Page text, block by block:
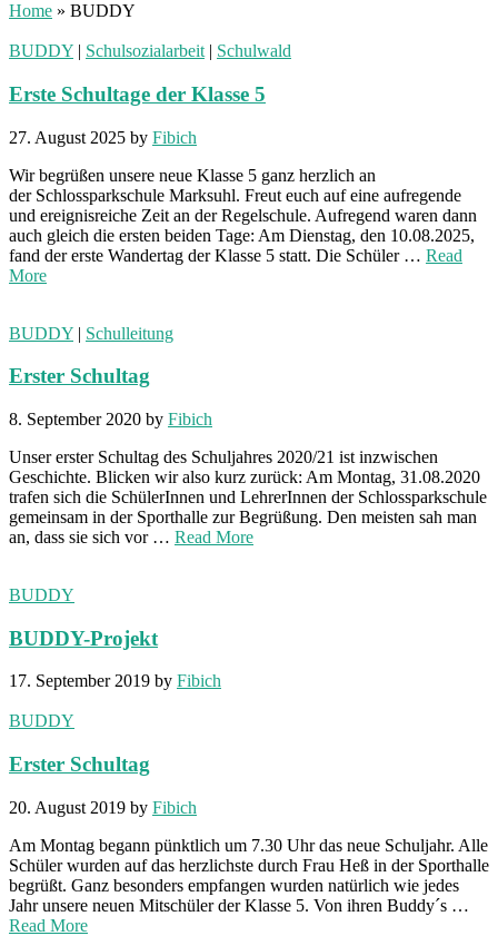
Home » BUDDY
BUDDY | Schulsozialarbeit | Schulwald
Erste Schultage der Klasse 5
27. August 2025 by Fibich
Wir begrüßen unsere neue Klasse 5 ganz herzlich an
der Schlossparkschule Marksuhl. Freut euch auf eine aufregende
und ereignisreiche Zeit an der Regelschule. Aufregend waren dann
auch gleich die ersten beiden Tage: Am Dienstag, den 10.08.2025,
fand der erste Wandertag der Klasse 5 statt. Die Schüler … Read
More
BUDDY | Schulleitung
Erster Schultag
8. September 2020 by Fibich
Unser erster Schultag des Schuljahres 2020/21 ist inzwischen
Geschichte. Blicken wir also kurz zurück: Am Montag, 31.08.2020
trafen sich die SchülerInnen und LehrerInnen der Schlossparkschule
gemeinsam in der Sporthalle zur Begrüßung. Den meisten sah man
an, dass sie sich vor … Read More
BUDDY
BUDDY-Projekt
17. September 2019 by Fibich
BUDDY
Erster Schultag
20. August 2019 by Fibich
Am Montag begann pünktlich um 7.30 Uhr das neue Schuljahr. Alle
Schüler wurden auf das herzlichste durch Frau Heß in der Sporthalle
begrüßt. Ganz besonders empfangen wurden natürlich wie jedes
Jahr unsere neuen Mitschüler der Klasse 5. Von ihren Buddy´s …
Read More